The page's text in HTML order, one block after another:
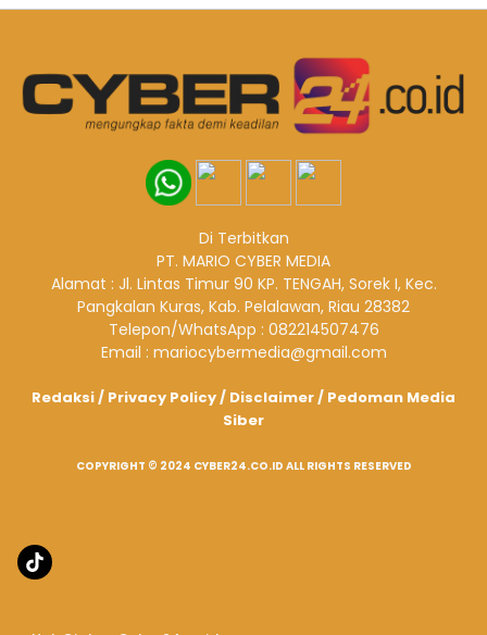
Di Terbitkan
PT. MARIO CYBER MEDIA
Alamat : Jl. Lintas Timur 90 KP. TENGAH, Sorek I, Kec.
Pangkalan Kuras, Kab. Pelalawan, Riau 28382
Telepon/WhatsApp : 082214507476
Email : mariocybermedia@gmail.com
Redaksi/ Privacy Policy/ Disclaimer/ Pedoman Media
Siber
COPYRIGHT © 2024 CYBER24.CO.ID ALL RIGHTS RESERVED